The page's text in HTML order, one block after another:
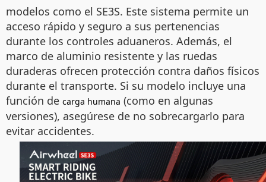
modelos como el SE3S. Este sistema permite un
acceso rápido y seguro a sus pertenencias
durante los controles aduaneros. Además, el
marco de aluminio resistente y las ruedas
duraderas ofrecen protección contra daños físicos
durante el transporte. Si su modelo incluye una
función de carga humana (como en algunas
versiones), asegúrese de no sobrecargarlo para
evitar accidentes.